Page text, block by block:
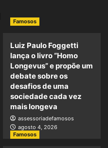
Famosos
Luiz Paulo Foggetti
lança o livro “Homo
Longevus” e propõe um
debate sobre os
desafios de uma
sociedade cada vez
mais longeva
assessoriadefamosos
agosto 4, 2026
Famosos